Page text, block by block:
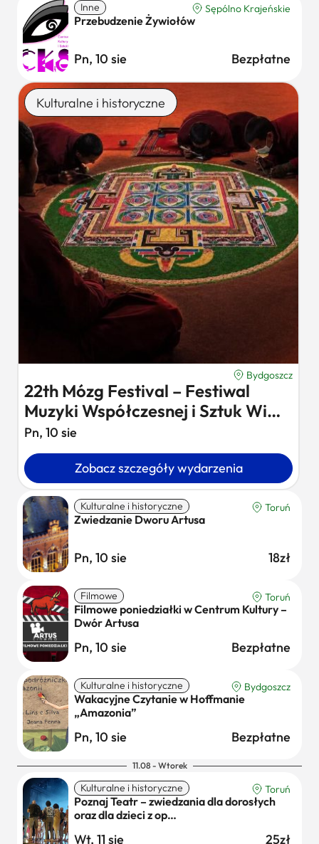
Inne Sępólno Krajeńskie
Przebudzenie Żywiołów
Pn, 10 sie Bezpłatne
Kulturalne i historyczne
Bydgoszcz
22th Mózg Festival – Festiwal
Muzyki Współczesnej i Sztuk Wi…
Pn, 10 sie
Zobacz szczegóły wydarzenia
Kulturalne i historyczne Toruń
Zwiedzanie Dworu Artusa
Pn, 10 sie 18zł
Filmowe Toruń
Filmowe poniedziałki w Centrum Kultury –
Dwór Artusa
Pn, 10 sie Bezpłatne
Kulturalne i historyczne Bydgoszcz
Wakacyjne Czytanie w Hoffmanie
„Amazonia”
Pn, 10 sie Bezpłatne
11.08 - Wtorek
Kulturalne i historyczne Toruń
Poznaj Teatr – zwiedzania dla dorosłych
oraz dla dzieci z op…
Wt, 11 sie 25zł